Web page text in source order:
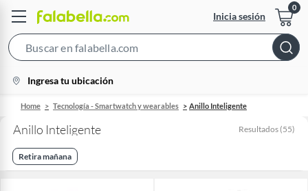
Inicia sesión
Bar
location-
icon
Ingresa tu ubicación
Home Tecnología - Smartwatch y wearables Anillo Inteligente
Anillo Inteligente Resultados (55)
Retira mañana